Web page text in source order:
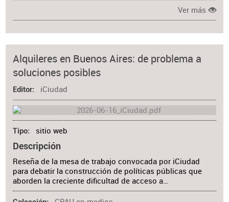
Ver más
Alquileres en Buenos Aires: de problema a
soluciones posibles
Editor iCiudad
Tipo sitio web
Descripción
Reseña de la mesa de trabajo convocada por iCiudad
para debatir la construcción de políticas públicas que
aborden la creciente dificultad de acceso a…